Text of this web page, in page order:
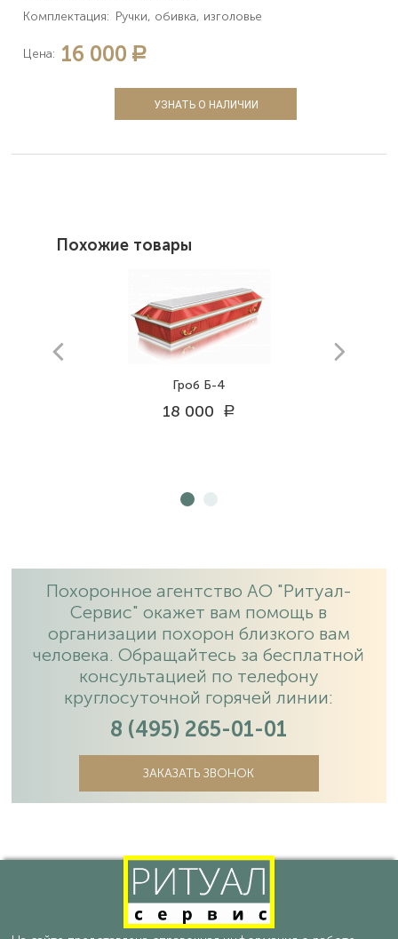
Комплектация: Ручки, обивка, изголовье
Цена: 16 000 a
УЗНАТЬ О НАЛИЧИИ
Похожие товары
Гроб Б-4
18 000 a
prev next
Похоронное агентство АО "Ритуал-
Сервис" окажет вам помощь в
организации похорон близкого вам
человека. Обращайтесь за бесплатной
консультацией по телефону
круглосуточной горячей линии:
8 (495) 265-01-01
ЗАКАЗАТЬ ЗВОНОК